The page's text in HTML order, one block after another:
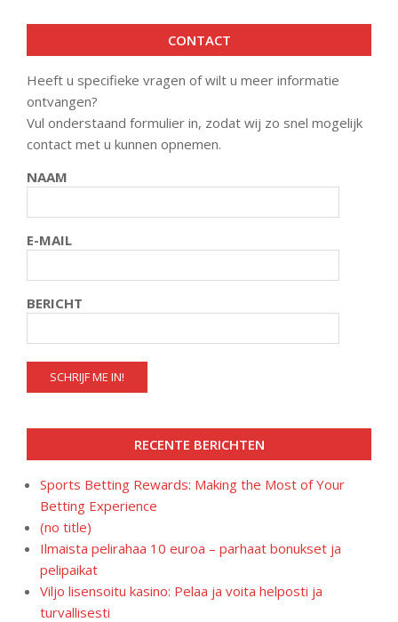
CONTACT
Heeft u specifieke vragen of wilt u meer informatie
ontvangen?
Vul onderstaand formulier in, zodat wij zo snel mogelijk
contact met u kunnen opnemen.
NAAM
E-MAIL
BERICHT
RECENTE BERICHTEN
Sports Betting Rewards: Making the Most of Your
Betting Experience
(no title)
Ilmaista pelirahaa 10 euroa – parhaat bonukset ja
pelipaikat
Viljo lisensoitu kasino: Pelaa ja voita helposti ja
turvallisesti